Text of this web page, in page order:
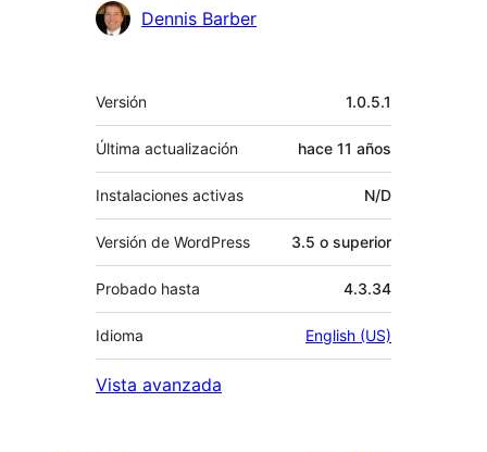
Colaboradores
Dennis Barber
Meta
Versión 1.0.5.1
Última actualización hace 11 años
Instalaciones activas N/D
Versión de WordPress 3.5 o superior
Probado hasta 4.3.34
Idioma English (US)
Vista avanzada